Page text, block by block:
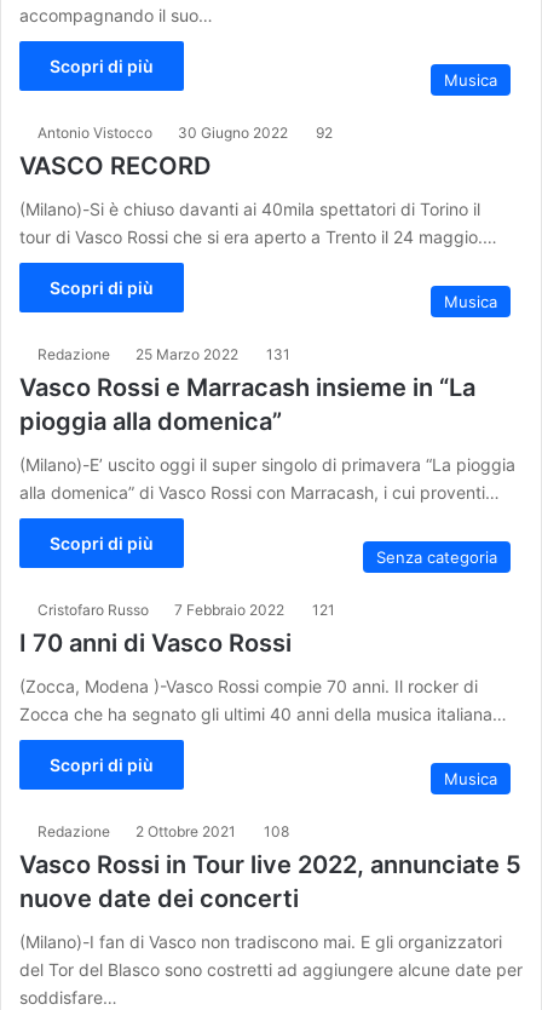
accompagnando il suo…
Scopri di più
Musica
Antonio Vistocco 30 Giugno 2022 92
VASCO RECORD
(Milano)-Si è chiuso davanti ai 40mila spettatori di Torino il
tour di Vasco Rossi che si era aperto a Trento il 24 maggio.…
Scopri di più
Musica
Redazione 25 Marzo 2022 131
Vasco Rossi e Marracash insieme in “La
pioggia alla domenica”
(Milano)-E’ uscito oggi il super singolo di primavera “La pioggia
alla domenica” di Vasco Rossi con Marracash, i cui proventi…
Scopri di più
Senza categoria
Cristofaro Russo 7 Febbraio 2022 121
I 70 anni di Vasco Rossi
(Zocca, Modena )-Vasco Rossi compie 70 anni. Il rocker di
Zocca che ha segnato gli ultimi 40 anni della musica italiana…
Scopri di più
Musica
Redazione 2 Ottobre 2021 108
Vasco Rossi in Tour live 2022, annunciate 5
nuove date dei concerti
(Milano)-I fan di Vasco non tradiscono mai. E gli organizzatori
del Tor del Blasco sono costretti ad aggiungere alcune date per
soddisfare…